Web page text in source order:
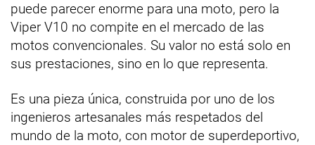
puede parecer enorme para una moto, pero la
Viper V10 no compite en el mercado de las
motos convencionales. Su valor no está solo en
sus prestaciones, sino en lo que representa.
Es una pieza única, construida por uno de los
ingenieros artesanales más respetados del
mundo de la moto, con motor de superdeportivo,